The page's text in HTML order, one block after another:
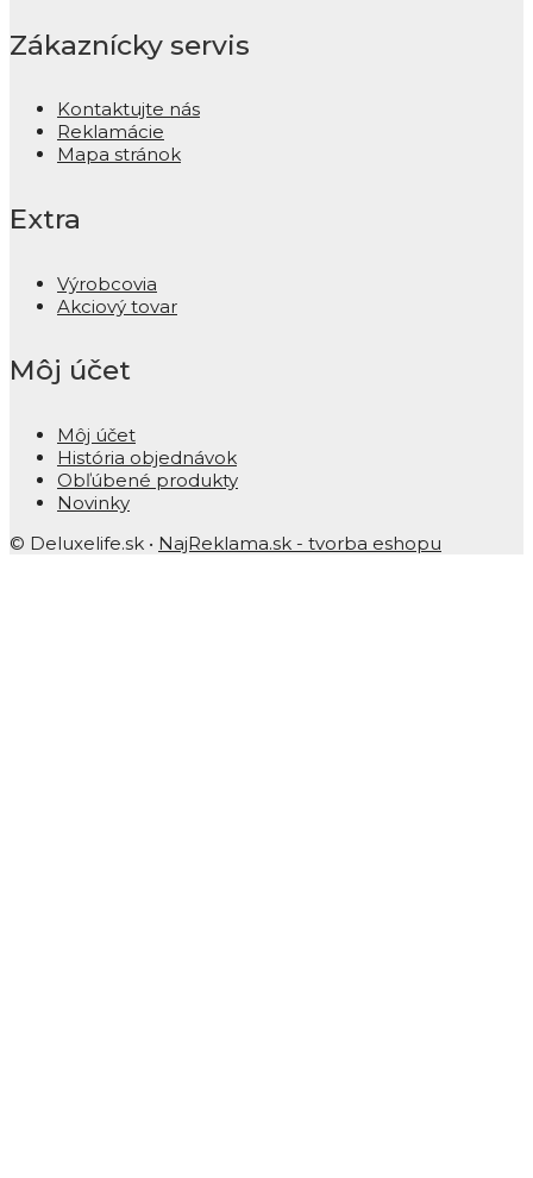
Zákaznícky servis
Kontaktujte nás
Reklamácie
Mapa stránok
Extra
Výrobcovia
Akciový tovar
Môj účet
Môj účet
História objednávok
Obľúbené produkty
Novinky
© Deluxelife.sk • NajReklama.sk - tvorba eshopu